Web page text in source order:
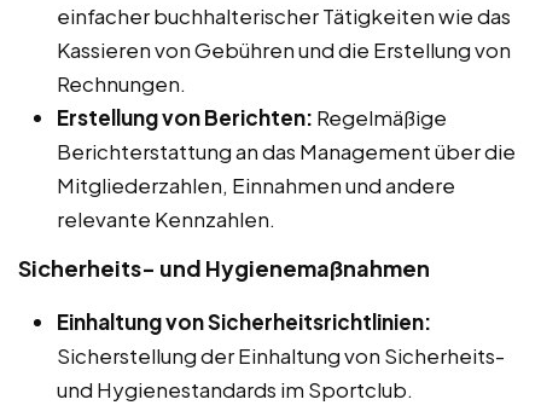
einfacher buchhalterischer Tätigkeiten wie das
Kassieren von Gebühren und die Erstellung von
Rechnungen.
Erstellung von Berichten: Regelmäßige
Berichterstattung an das Management über die
Mitgliederzahlen, Einnahmen und andere
relevante Kennzahlen.
Sicherheits- und Hygienemaßnahmen
Einhaltung von Sicherheitsrichtlinien:
Sicherstellung der Einhaltung von Sicherheits-
und Hygienestandards im Sportclub.